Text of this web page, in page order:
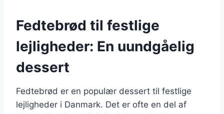
Fedtebrød til festlige
lejligheder: En uundgåelig
dessert
Fedtebrød er en populær dessert til festlige
lejligheder i Danmark. Det er ofte en del af